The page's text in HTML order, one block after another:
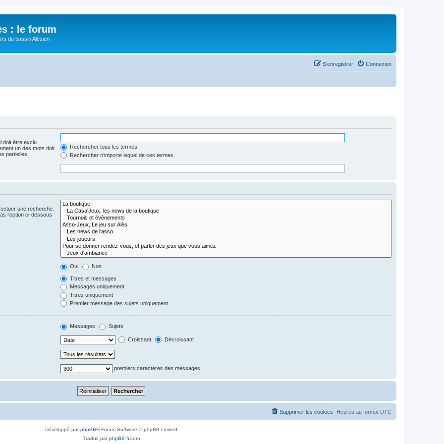
: le forum
du bassin Alèsien
Connexion
S’enregistrer
doit être exclu.
un des mots doit
partielles.
Rechercher tous les termes
Rechercher n’importe lequel de ces termes
une recherche.
l’option ci-dessous
Oui Non
Titres et messages
Messages uniquement
Titres uniquement
Premier message des sujets uniquement
Messages Sujets
Croissant Décroissant
premiers caractères des messages
Heures au format UTC
Supprimer les cookies
Développé parphpBB® Forum Software © phpBB Limited
Traduit parphpBB-fr.com